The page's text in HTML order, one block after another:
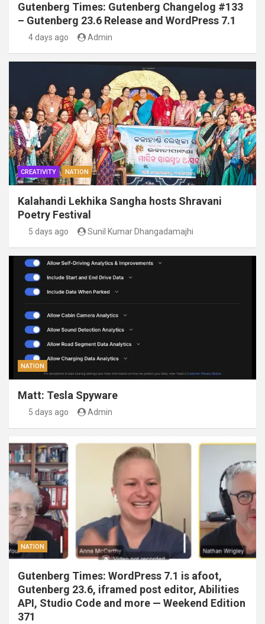
Gutenberg Times: Gutenberg Changelog #133
– Gutenberg 23.6 Release and WordPress 7.1
4 days ago Admin
CREATIVITY NATION
Kalahandi Lekhika Sangha hosts Shravani
Poetry Festival
5 days ago Sunil Kumar Dhangadamajhi
NATION
Matt: Tesla Spyware
5 days ago Admin
NATION
Gutenberg Times: WordPress 7.1 is afoot,
Gutenberg 23.6, iframed post editor, Abilities
API, Studio Code and more — Weekend Edition
371